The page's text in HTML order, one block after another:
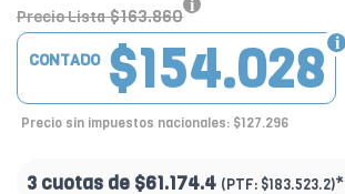
Precio Lista $163.860
$154.028
CONTADO
Precio sin impuestos nacionales: $127.296
3 cuotas de $61.174.4 (PTF: $183.523.2)*